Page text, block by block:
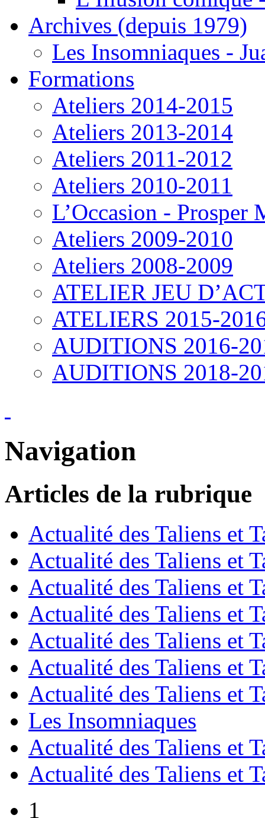
Archives (depuis 1979)
Les Insomniaques -
Formations
Ateliers 2014-2015
Ateliers 2013-2014
Ateliers 2011-2012
Ateliers 2010-2011
L’Occasion - Prosper
Ateliers 2009-2010
Ateliers 2008-2009
ATELIER JEU
ATELIERS 2015-
AUDITIONS 2016-
AUDITIONS 2018-
Navigation
Articles de la rubrique
Actualité des Taliens et
Actualité des Taliens et
Actualité des Taliens et
Actualité des Taliens et
Actualité des Taliens et
Actualité des Taliens et
Actualité des Taliens et
Les Insomniaques
Actualité des Taliens et
Actualité des Taliens et
1